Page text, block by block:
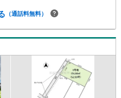
を行っています。新築購入より低コ
午前9時00分～午後6時30分 （定
帯はお電話でのお問い合わせがスム
。右下の電話ボタンをタッチ！もし
さい。
（通話料無料）